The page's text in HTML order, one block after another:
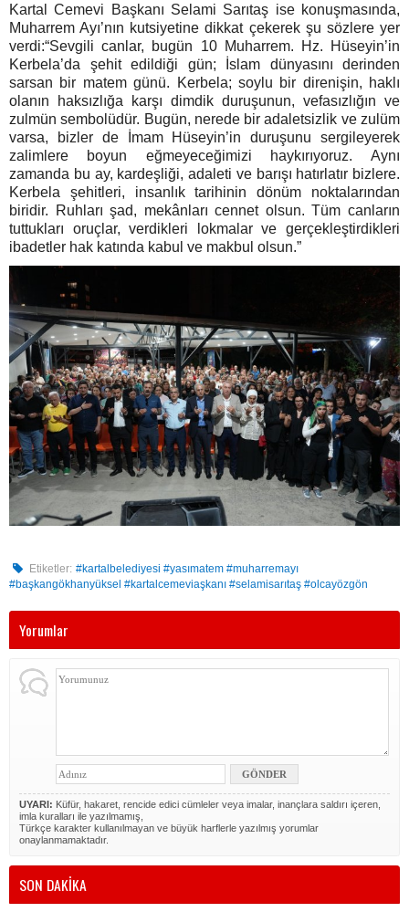
Kartal Cemevi Başkanı Selami Sarıtaş ise konuşmasında,
Muharrem Ayı’nın kutsiyetine dikkat çekerek şu sözlere yer
verdi:“Sevgili canlar, bugün 10 Muharrem. Hz. Hüseyin’in
Kerbela’da şehit edildiği gün; İslam dünyasını derinden
sarsan bir matem günü. Kerbela; soylu bir direnişin, haklı
olanın haksızlığa karşı dimdik duruşunun, vefasızlığın ve
zulmün sembolüdür. Bugün, nerede bir adaletsizlik ve zulüm
varsa, bizler de İmam Hüseyin’in duruşunu sergileyerek
zalimlere boyun eğmeyeceğimizi haykırıyoruz. Aynı
zamanda bu ay, kardeşliği, adaleti ve barışı hatırlatır bizlere.
Kerbela şehitleri, insanlık tarihinin dönüm noktalarından
biridir. Ruhları şad, mekânları cennet olsun. Tüm canların
tuttukları oruçlar, verdikleri lokmalar ve gerçekleştirdikleri
ibadetler hak katında kabul ve makbul olsun.”
Etiketler: #kartalbelediyesi #yasımatem #muharremayı
#başkangökhanyüksel #kartalcemeviaşkanı #selamisarıtaş #olcayözgön
Yorumlar
UYARI: Küfür, hakaret, rencide edici cümleler veya imalar, inançlara saldırı içeren,
imla kuralları ile yazılmamış,
Türkçe karakter kullanılmayan ve büyük harflerle yazılmış yorumlar
onaylanmamaktadır.
SON DAKİKA